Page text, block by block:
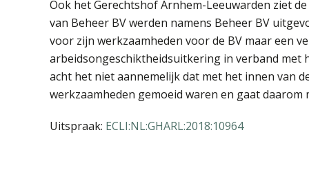
Ook het Gerechtshof Arnhem-Leeuwarden ziet
van Beheer BV werden namens Beheer BV
voor zijn werkzaamheden voor de BV maar een
arbeidsongeschiktheidsuitkering in verband met
acht het niet aannemelijk dat met het innen van
werkzaamheden gemoeid waren en gaat
Uitspraak: ECLI:NL:GHARL:2018:10964